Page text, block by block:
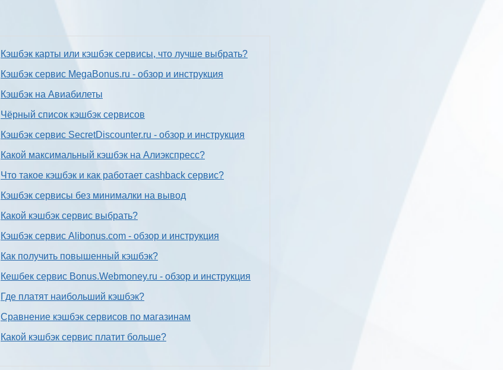
Кэшбэк карты или кэшбэк сервисы, что лучше выбрать?
Кэшбэк сервис MegaBonus.ru - обзор и инструкция
Кэшбэк на Авиабилеты
Чёрный список кэшбэк сервисов
Кэшбэк сервис SecretDiscounter.ru - обзор и инструкция
Какой максимальный кэшбэк на Алиэкспресс?
Что такое кэшбэк и как работает cashback сервис?
Кэшбэк сервисы без минималки на вывод
Какой кэшбэк сервис выбрать?
Кэшбэк сервис Alibonus.com - обзор и инструкция
Как получить повышенный кэшбэк?
Кешбек сервис Bonus.Webmoney.ru - обзор и инструкция
Где платят наибольший кэшбэк?
Сравнение кэшбэк сервисов по магазинам
Какой кэшбэк сервис платит больше?